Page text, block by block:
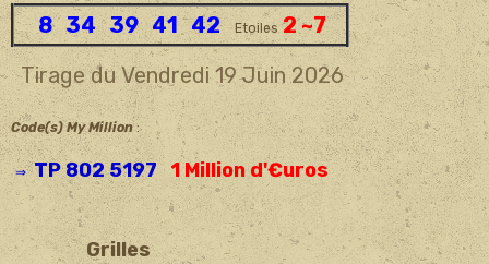
Tirage du Vendredi 19 Juin 2026
8 34 39 41 42 Etoiles 2 ~7
Code(s) My Million :
⇒ TP 802 5197 1 Million d'€uros
Grilles